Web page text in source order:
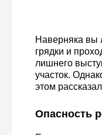
Наверняка вы
грядки и
лишнего
участок.
этом
Опасность